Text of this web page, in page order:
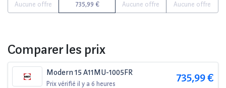
Aucune offre 735,99 € Aucune offre Aucune offre
Comparer les prix
Modern 15 A11MU-1005FR
Prix vérifié il y a 6 heures 735,99 €